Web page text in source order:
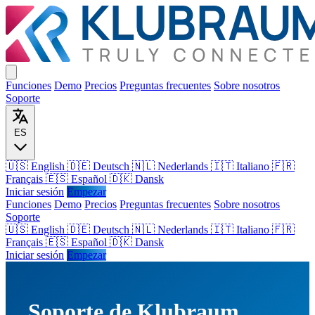
Funciones Demo Precios Preguntas frecuentes Sobre nosotros
Soporte
ES
🇺🇸 English 🇩🇪 Deutsch 🇳🇱 Nederlands 🇮🇹 Italiano 🇫🇷
Français 🇪🇸 Español 🇩🇰 Dansk
Iniciar sesión Empezar
Funciones Demo Precios Preguntas frecuentes Sobre nosotros
Soporte
🇺🇸 English 🇩🇪 Deutsch 🇳🇱 Nederlands 🇮🇹 Italiano 🇫🇷
Français 🇪🇸 Español 🇩🇰 Dansk
Iniciar sesión Empezar